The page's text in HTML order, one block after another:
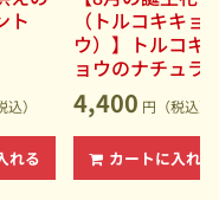
を込めたお供えの花
フラワーギフトをデ
ト
）
れる
（トルコキキョ
ウ）】トルコキ
ョウのナチュラ
なアレンジメン
4,400 円（税込）
カートに入れる